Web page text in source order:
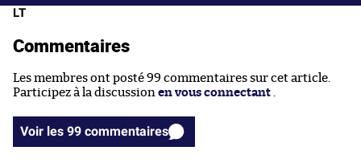
LT
Commentaires
Les membres ont posté 99 commentaires sur cet article.
Participez à la discussion en vous connectant .
Voir les 99 commentaires